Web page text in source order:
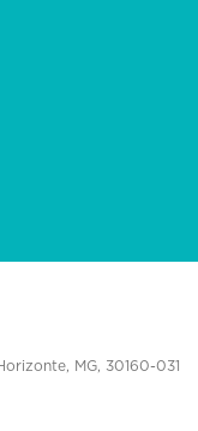
MG, 30160-031